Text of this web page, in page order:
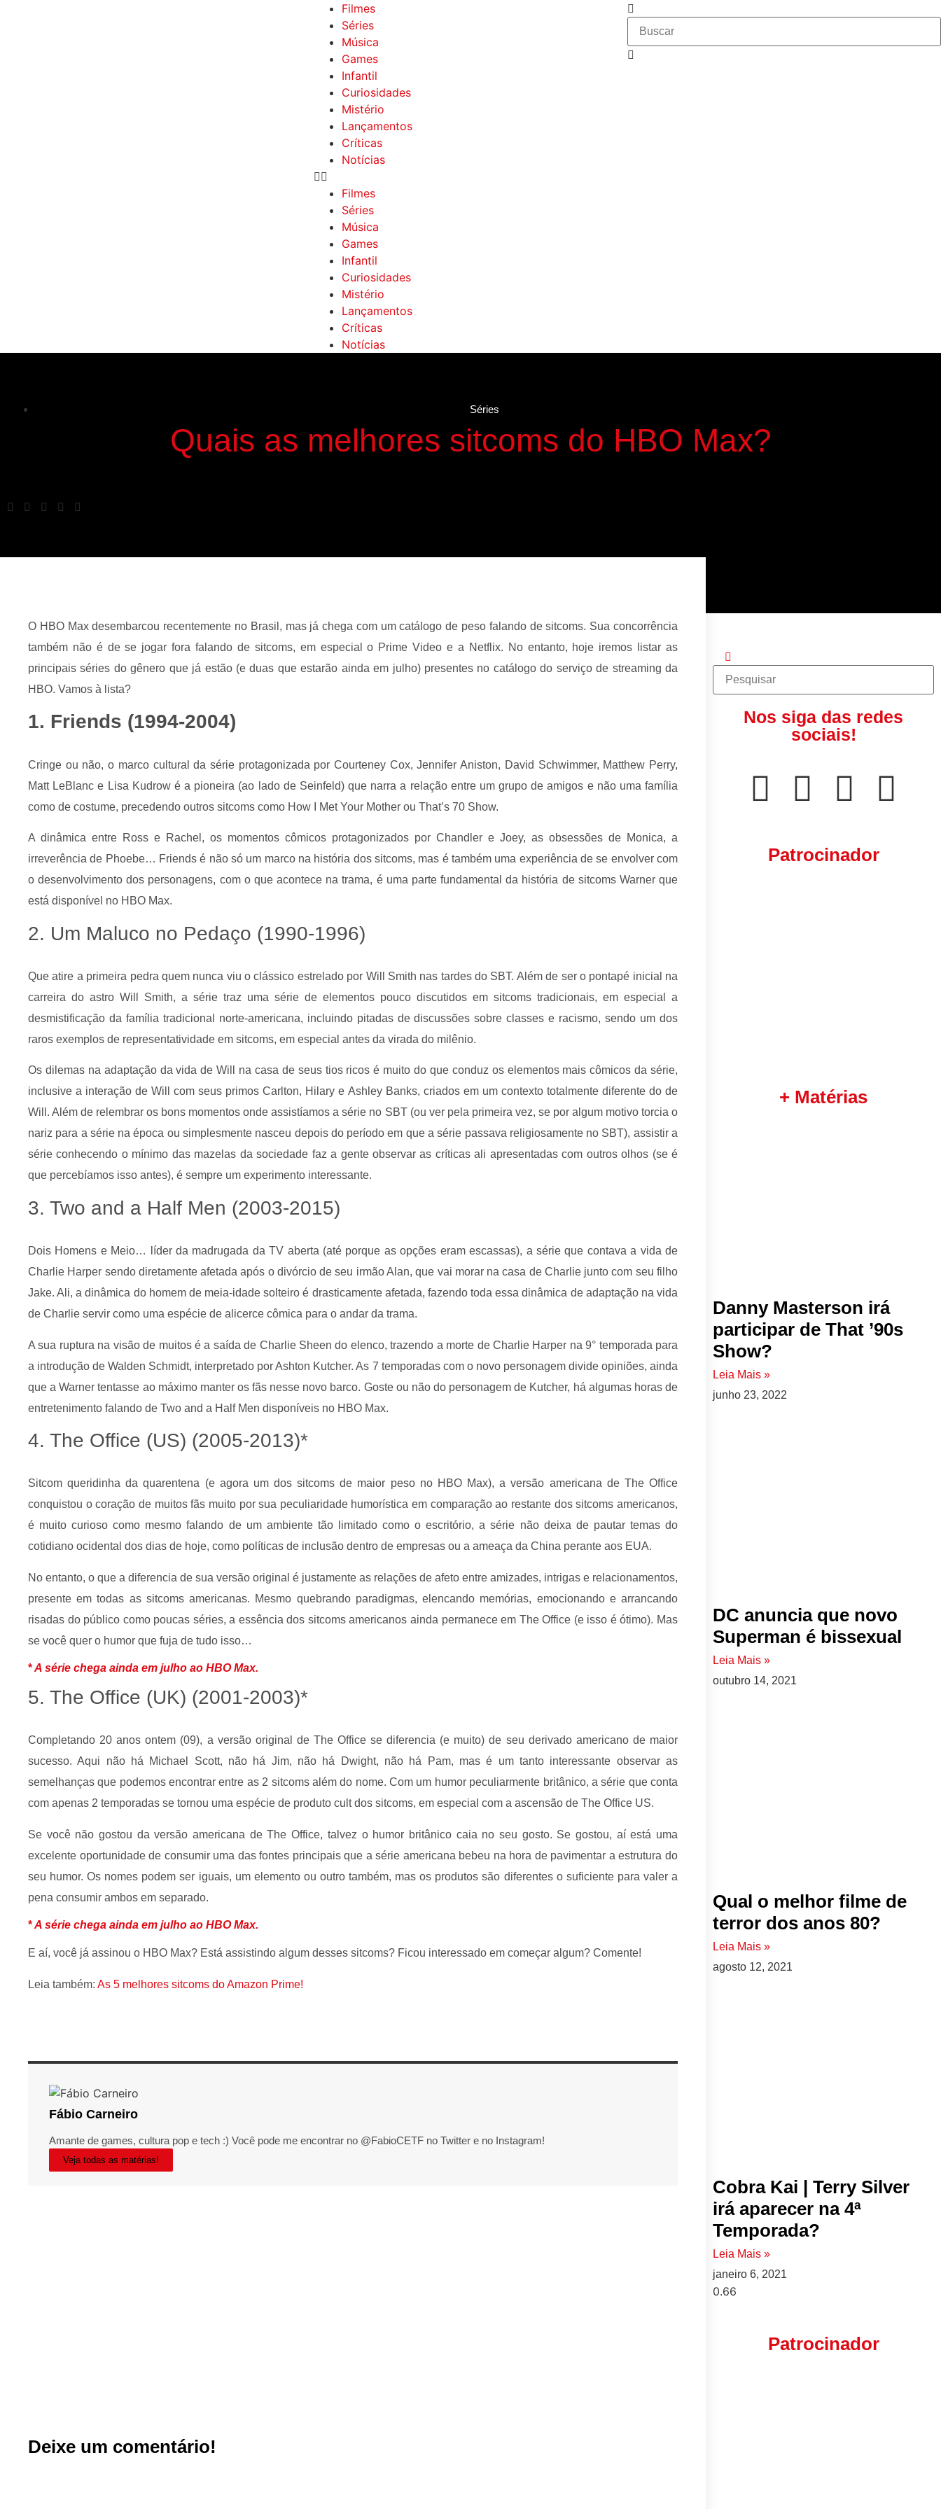
Filmes
Séries
Música
Games
Infantil
Curiosidades
Mistério
Lançamentos
Críticas
Notícias
Filmes
Séries
Música
Games
Infantil
Curiosidades
Mistério
Lançamentos
Críticas
Notícias
Séries
Quais as melhores sitcoms do HBO Max?
O HBO Max desembarcou recentemente no Brasil, mas já chega com um catálogo de peso falando de sitcoms. Sua concorrência
também não é de se jogar fora falando de sitcoms, em especial o Prime Video e a Netflix. No entanto, hoje iremos listar as
principais séries do gênero que já estão (e duas que estarão ainda em julho) presentes no catálogo do serviço de streaming da
HBO. Vamos à lista?
1. Friends (1994-2004)
Cringe ou não, o marco cultural da série protagonizada por Courteney Cox, Jennifer Aniston, David Schwimmer, Matthew Perry,
Matt LeBlanc e Lisa Kudrow é a pioneira (ao lado de Seinfeld) que narra a relação entre um grupo de amigos e não uma família
como de costume, precedendo outros sitcoms como How I Met Your Mother ou That’s 70 Show.
A dinâmica entre Ross e Rachel, os momentos cômicos protagonizados por Chandler e Joey, as obsessões de Monica, a
irreverência de Phoebe… Friends é não só um marco na história dos sitcoms, mas é também uma experiência de se envolver com
o desenvolvimento dos personagens, com o que acontece na trama, é uma parte fundamental da história de sitcoms Warner que
está disponível no HBO Max.
2. Um Maluco no Pedaço (1990-1996)
Que atire a primeira pedra quem nunca viu o clássico estrelado por Will Smith nas tardes do SBT. Além de ser o pontapé inicial na
carreira do astro Will Smith, a série traz uma série de elementos pouco discutidos em sitcoms tradicionais, em especial a
desmistificação da família tradicional norte-americana, incluindo pitadas de discussões sobre classes e racismo, sendo um dos
raros exemplos de representatividade em sitcoms, em especial antes da virada do milênio.
Os dilemas na adaptação da vida de Will na casa de seus tios ricos é muito do que conduz os elementos mais cômicos da série,
inclusive a interação de Will com seus primos Carlton, Hilary e Ashley Banks, criados em um contexto totalmente diferente do de
Will. Além de relembrar os bons momentos onde assistíamos a série no SBT (ou ver pela primeira vez, se por algum motivo torcia o
nariz para a série na época ou simplesmente nasceu depois do período em que a série passava religiosamente no SBT), assistir a
série conhecendo o mínimo das mazelas da sociedade faz a gente observar as críticas ali apresentadas com outros olhos (se é
que percebíamos isso antes), é sempre um experimento interessante.
3. Two and a Half Men (2003-2015)
Dois Homens e Meio… líder da madrugada da TV aberta (até porque as opções eram escassas), a série que contava a vida de
Charlie Harper sendo diretamente afetada após o divórcio de seu irmão Alan, que vai morar na casa de Charlie junto com seu filho
Jake. Ali, a dinâmica do homem de meia-idade solteiro é drasticamente afetada, fazendo toda essa dinâmica de adaptação na vida
de Charlie servir como uma espécie de alicerce cômica para o andar da trama.
A sua ruptura na visão de muitos é a saída de Charlie Sheen do elenco, trazendo a morte de Charlie Harper na 9° temporada para
a introdução de Walden Schmidt, interpretado por Ashton Kutcher. As 7 temporadas com o novo personagem divide opiniões, ainda
que a Warner tentasse ao máximo manter os fãs nesse novo barco. Goste ou não do personagem de Kutcher, há algumas horas de
entretenimento falando de Two and a Half Men disponíveis no HBO Max.
4. The Office (US) (2005-2013)*
Sitcom queridinha da quarentena (e agora um dos sitcoms de maior peso no HBO Max), a versão americana de The Office
conquistou o coração de muitos fãs muito por sua peculiaridade humorística em comparação ao restante dos sitcoms americanos,
é muito curioso como mesmo falando de um ambiente tão limitado como o escritório, a série não deixa de pautar temas do
cotidiano ocidental dos dias de hoje, como políticas de inclusão dentro de empresas ou a ameaça da China perante aos EUA.
No entanto, o que a diferencia de sua versão original é justamente as relações de afeto entre amizades, intrigas e relacionamentos,
presente em todas as sitcoms americanas. Mesmo quebrando paradigmas, elencando memórias, emocionando e arrancando
risadas do público como poucas séries, a essência dos sitcoms americanos ainda permanece em The Office (e isso é ótimo). Mas
se você quer o humor que fuja de tudo isso…
*A série chega ainda em julho ao HBO Max.
5. The Office (UK) (2001-2003)*
Completando 20 anos ontem (09), a versão original de The Office se diferencia (e muito) de seu derivado americano de maior
sucesso. Aqui não há Michael Scott, não há Jim, não há Dwight, não há Pam, mas é um tanto interessante observar as
semelhanças que podemos encontrar entre as 2 sitcoms além do nome. Com um humor peculiarmente britânico, a série que conta
com apenas 2 temporadas se tornou uma espécie de produto cult dos sitcoms, em especial com a ascensão de The Office US.
Se você não gostou da versão americana de The Office, talvez o humor britânico caia no seu gosto. Se gostou, aí está uma
excelente oportunidade de consumir uma das fontes principais que a série americana bebeu na hora de pavimentar a estrutura do
seu humor. Os nomes podem ser iguais, um elemento ou outro também, mas os produtos são diferentes o suficiente para valer a
pena consumir ambos em separado.
*A série chega ainda em julho ao HBO Max.
E aí, você já assinou o HBO Max? Está assistindo algum desses sitcoms? Ficou interessado em começar algum? Comente!
Leia também: As 5 melhores sitcoms do Amazon Prime!
Fábio Carneiro
Amante de games, cultura pop e tech :) Você pode me encontrar no @FabioCETF no Twitter e no Instagram!
Veja todas as matérias!
Deixe um comentário!
Nos siga das redes
sociais!
Patrocinador
+ Matérias
Danny Masterson irá
participar de That ’90s
Show?
Leia Mais »
junho 23, 2022
DC anuncia que novo
Superman é bissexual
Leia Mais »
outubro 14, 2021
Qual o melhor filme de
terror dos anos 80?
Leia Mais »
agosto 12, 2021
Cobra Kai | Terry Silver
irá aparecer na 4ª
Temporada?
Leia Mais »
janeiro 6, 2021
Patrocinador